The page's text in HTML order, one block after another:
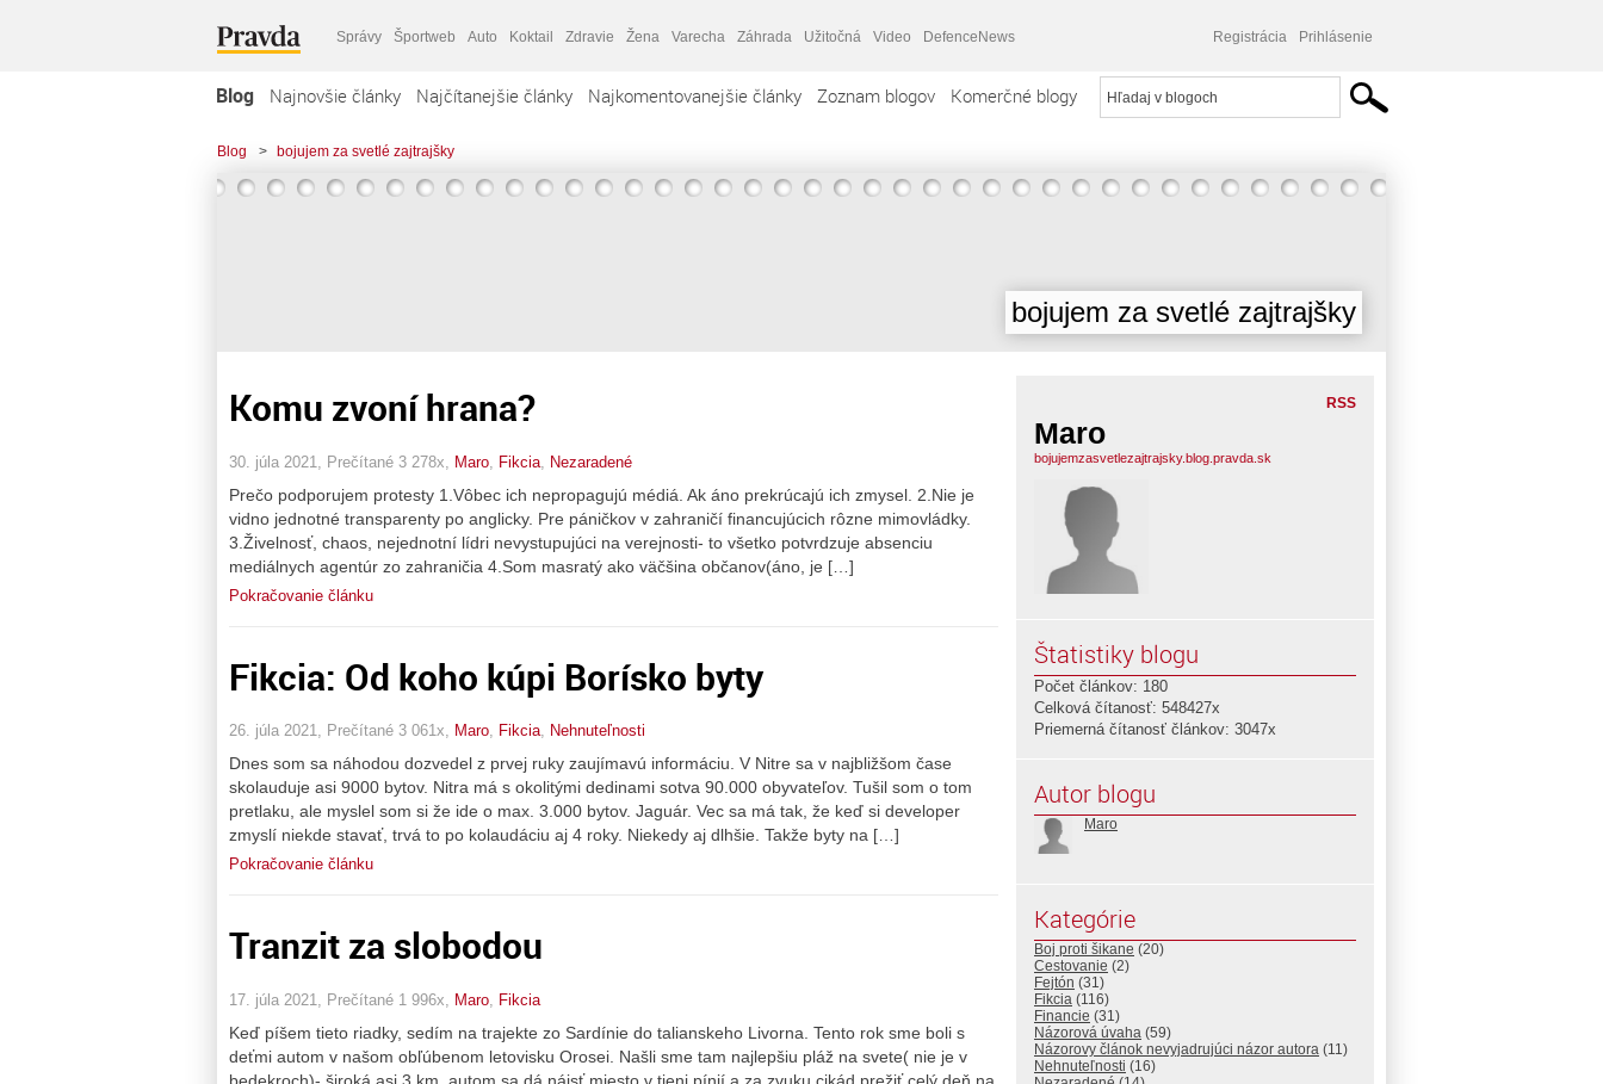
Správy Športweb Auto Koktail Zdravie Žena Varecha Záhrada Užitočná Video DefenceNews Registrácia Prihlásenie
Blog Najnovšie články Najčítanejšie články Najkomentovanejšie články Zoznam blogov Komerčné blogy
Blog > bojujem za svetlé zajtrajšky
bojujem za svetlé zajtrajšky
Komu zvoní hrana?
30. júla 2021, Prečítané 3 278x, Maro Fikcia Nezaradené
Prečo podporujem protesty 1.Vôbec ich nepropagujú médiá. Ak áno prekrúcajú ich zmysel. 2.Nie je
vidno jednotné transparenty po anglicky. Pre páničkov v zahraničí financujúcich rôzne mimovládky.
3.Živelnosť, chaos, nejednotní lídri nevystupujúci na verejnosti- to všetko potvrdzuje absenciu
mediálnych agentúr zo zahraničia 4.Som masratý ako väčšina občanov(áno, je […]
Pokračovanie článku
Fikcia: Od koho kúpi Borísko byty
26. júla 2021, Prečítané 3 061x, Maro, Fikcia, Nehnuteľnosti
Dnes som sa náhodou dozvedel z prvej ruky zaujímavú informáciu. V Nitre sa v najbližšom čase
skolauduje asi 9000 bytov. Nitra má s okolitými dedinami sotva 90.000 obyvateľov. Tušil som o tom
pretlaku, ale myslel som si že ide o max. 3.000 bytov. Jaguár. Vec sa má tak, že keď si developer
zmyslí niekde stavať, trvá to po kolaudáciu aj 4 roky. Niekedy aj dlhšie. Takže byty na […]
Pokračovanie článku
Tranzit za slobodou
17. júla 2021, Prečítané 1 996x, Maro Fikcia
Keď píšem tieto riadky, sedím na trajekte zo Sardínie do talianskeho Livorna. Tento rok sme boli s
deťmi autom v našom obľúbenom letovisku Orosei. Našli sme tam najlepšiu pláž na svete( nie je v
bedekroch)- široká asi 3 km, autom sa dá nájsť miesto v tieni pínií a za zvuku cikád prežiť celý deň na
RSS
Maro
bojujemzasvetlezajtrajsky.blog.pravda.sk
Štatistiky blogu
Počet článkov: 180
Celková čítanosť: 548427x
Priemerná čítanosť článkov: 3047x
Autor blogu
Maro
Kategórie
Boj proti šikane (20)
Cestovanie (2)
Fejtón (31)
Fikcia (116)
Financie (31)
Názorová úvaha (59)
Názorovy článok nevyjadrujúci názor autora (11)
Nehnuteľnosti (16)